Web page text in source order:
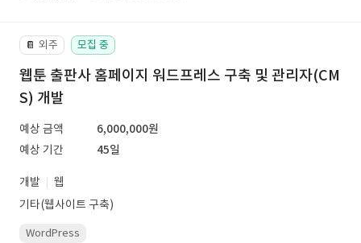
📔 외주 모집 중
웹툰 출판사 홈페이지 워드프레스 구축 및 관리자(CM
S) 개발
예상 금액
6,000,000원
예상 기간
45일
개발
웹
기타(웹사이트 구축)
WordPress